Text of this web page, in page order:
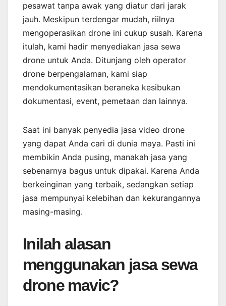
pesawat tanpa awak yang diatur dari jarak
jauh. Meskipun terdengar mudah, riilnya
mengoperasikan drone ini cukup susah. Karena
itulah, kami hadir menyediakan jasa sewa
drone untuk Anda. Ditunjang oleh operator
drone berpengalaman, kami siap
mendokumentasikan beraneka kesibukan
dokumentasi, event, pemetaan dan lainnya.
Saat ini banyak penyedia jasa video drone
yang dapat Anda cari di dunia maya. Pasti ini
membikin Anda pusing, manakah jasa yang
sebenarnya bagus untuk dipakai. Karena Anda
berkeinginan yang terbaik, sedangkan setiap
jasa mempunyai kelebihan dan kekurangannya
masing-masing.
Inilah alasan
menggunakan jasa sewa
drone mavic?